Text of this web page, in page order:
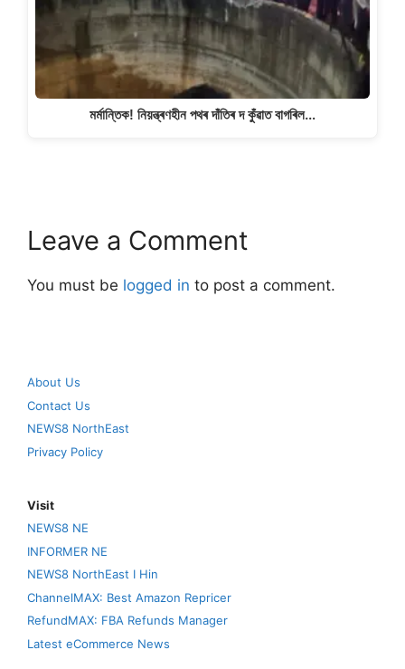
মৰ্মান্তিক! নিয়ন্ত্ৰণহীন পথৰ দাঁতিৰ দ কুঁৱাত বাগৰিল…
Leave a Comment
You must be logged in to post a comment.
About Us
Contact Us
NEWS8 NorthEast
Privacy Policy
Visit
NEWS8 NE
INFORMER NE
NEWS8 NorthEast I Hin
ChannelMAX: Best Amazon Repricer
RefundMAX: FBA Refunds Manager
Latest eCommerce News